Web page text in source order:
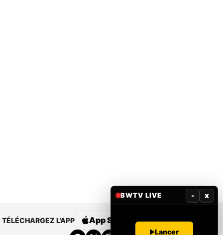
TÉLÉCHARGEZ L’APP App Store Google Play
BWTV LIVE - x
Lancer